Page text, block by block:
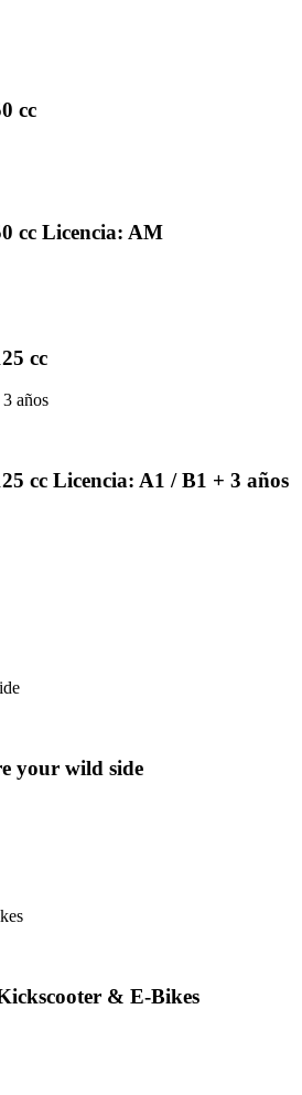
cc
cc Licencia: AM
cc
años
cc Licencia: A1 / B1 + 3 años
your wild side
& E-Bikes